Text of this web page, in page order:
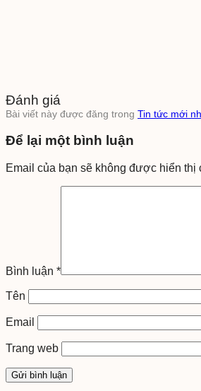
Đánh giá
Bài viết này được đăng trong Tin tức mới
Để lại một bình luận
Email của bạn sẽ không được hiển thị
Bình luận *
Tên
Email
Trang web